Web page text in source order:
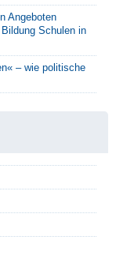
Angeboten
Schulen in
– wie politische